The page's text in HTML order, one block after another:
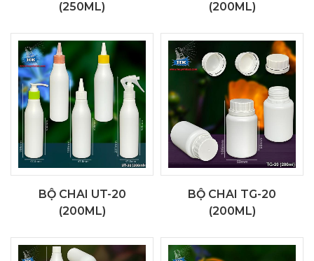
(250ML)
(200ML)
BỘ CHAI UT-20
(200ML)
BỘ CHAI TG-20
(200ML)